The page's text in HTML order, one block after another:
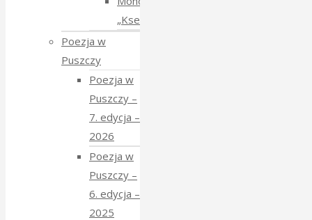
„Ksenia”
Poezja w
Puszczy
Poezja w
Puszczy –
7. edycja –
2026
Poezja w
Puszczy –
6. edycja –
2025